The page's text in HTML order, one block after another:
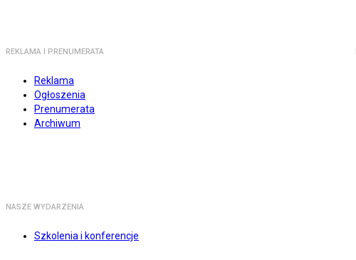
REKLAMA I PRENUMERATA
Reklama
Ogłoszenia
Prenumerata
Archiwum
NASZE WYDARZENIA
Szkolenia i konferencje